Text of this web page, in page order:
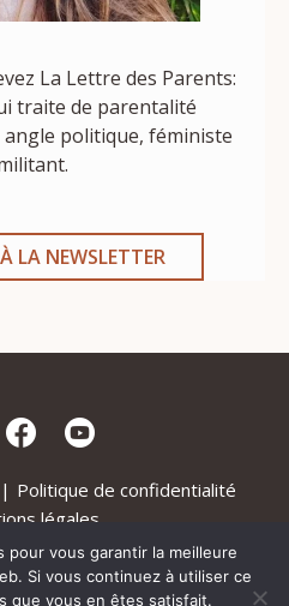
La Lettre des Parents:
traite de parentalité
politique, féministe
LA NEWSLETTER
Politique de confidentialité
légales
- 2022
parAngèle
pour vous garantir la meilleure
Si vous continuez à utiliser ce
que vous en êtes satisfait.